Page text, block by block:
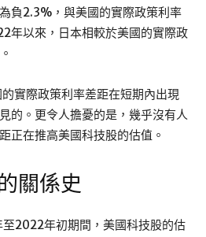
負2.3%，與美國的實際政策利率
年以來，日本相較於美國的實際政
實際政策利率差距在短期內出現
的。更令人擔憂的是，幾乎沒有人
正在推高美國科技股的估值。
關係史
2022年初期間，美國科技股的估